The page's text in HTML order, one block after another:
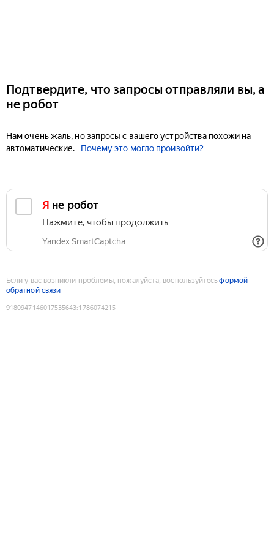
Подтвердите, что запросы отправляли вы, а
не робот
Нам очень жаль, но запросы с вашего устройства похожи на
автоматические.
Почему это могло произойти?
Я не робот
Нажмите, чтобы продолжить
Yandex SmartCaptcha
Если у вас возникли проблемы, пожалуйста, воспользуйтесьформой
обратной связи
9180947146017535643:1786074215